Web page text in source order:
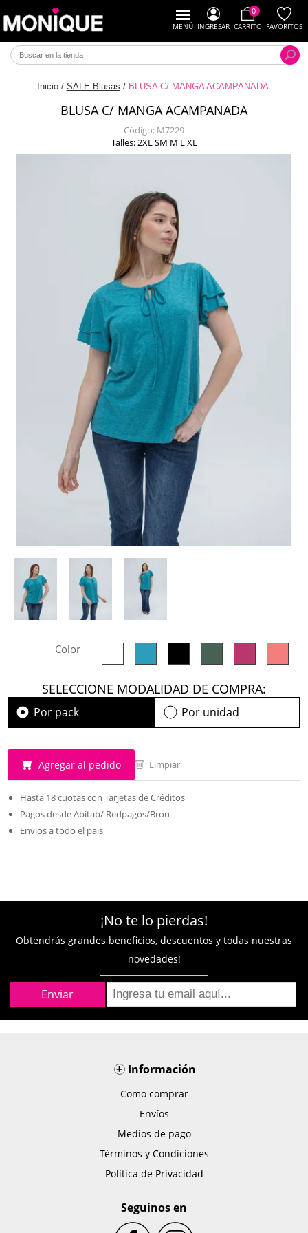
MENÚ INGRESAR
0
CARRITO FAVORITOS
Inicio / SALE Blusas / BLUSA C/ MANGA ACAMPANADA
BLUSA C/ MANGA ACAMPANADA
Código: M7229
Talles: 2XL SM M L XL
Color
SELECCIONE MODALIDAD DE COMPRA:
Por pack Por unidad
Agregar al pedido Limpiar
Hasta 18 cuotas con Tarjetas de Créditos
Pagos desde Abitab/ Redpagos/Brou
Envios a todo el pais
¡No te lo pierdas!
Obtendrás grandes beneficios, descuentos y todas nuestras
novedades!
+Información
Como comprar
Envíos
Medios de pago
Términos y Condiciones
Política de Privacidad
Seguinos en